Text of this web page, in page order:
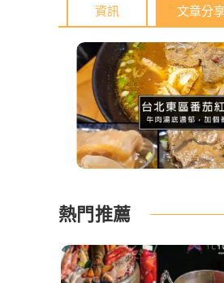
資訊 文章分
熱門推薦